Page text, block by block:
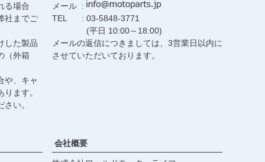
る場合
社までご
した製品
（外箱
や、キャ
ます。
い。
メール
TEL
03-5848-3771
(平日 10:00～18:00)
メールの返信につきましては、3営業日以内に
させていただいております。
会社概要